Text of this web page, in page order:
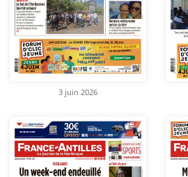
3 juin 2026